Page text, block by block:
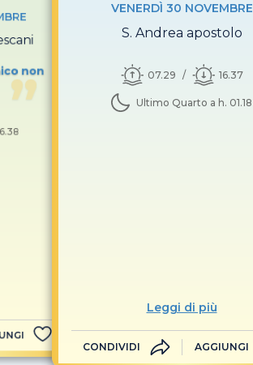
non
VENERDÌ 30 NOVEMBRE
S. Andrea apostolo
07.29 16.37
Ultimo Quarto a h. 01.18
Leggi di più
CONDIVIDI AGGIUNGI